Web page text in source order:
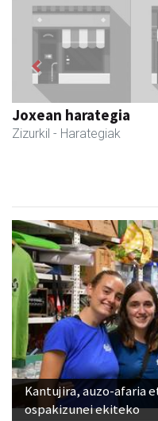
Joxean harategia
Zizurkil - Harategiak
Previous
Kantujira, auzo-afaria
ospakizunei ekiteko